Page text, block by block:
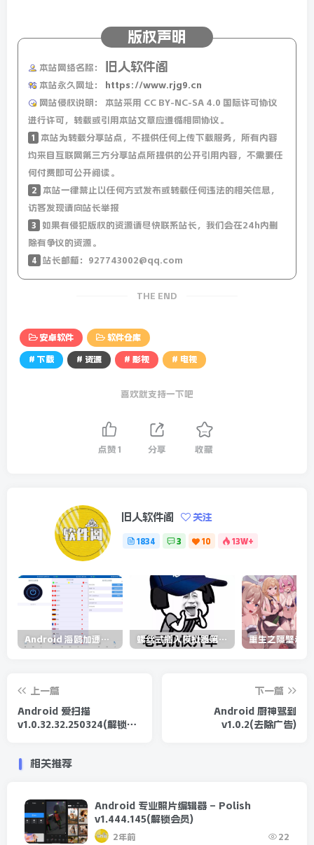
版权声明
本站网络名称： 旧人软件阁
本站永久网址：
https://www.rjg9.cn
网站侵权说明：
本站采用 CC BY-NC-SA 4.0 国际许可协议
进行许可，转载或引用本站文章应遵循相同协议。
1
本站为转载分享站点，不提供任何上传下载服务，所有内容
均来自互联网第三方分享站点所提供的公开引用内容，不需要任
何付费即可公开阅读。
2
本站一律禁止以任何方式发布或转载任何违法的相关信息，
访客发现请向站长举报
3
如果有侵犯版权的资源请尽快联系站长，我们会在24h内删
除有争议的资源。
4 站长邮箱：927743002@qq.com
THE END
安卓软件 软件仓库
# 下载 # 资源 # 影视 # 电视
喜欢就支持一下吧
点赞 1 分享 收藏
旧人软件阁 关注
1834 3 10 13W+
Android 海鸥加速器v6.6.3(解锁会员) 螺丝式插入模拟器第5代/NejicomiSimulator.Vol.5.v1.0.2
上一篇
Android 爱扫描
v1.0.32.32.250324(解锁会
下一篇
Android 厨神驾到
v1.0.2(去除广告)
相关推荐
Android 专业照片编辑器 – Polish
v1.444.145(解锁会员)
2年前 22